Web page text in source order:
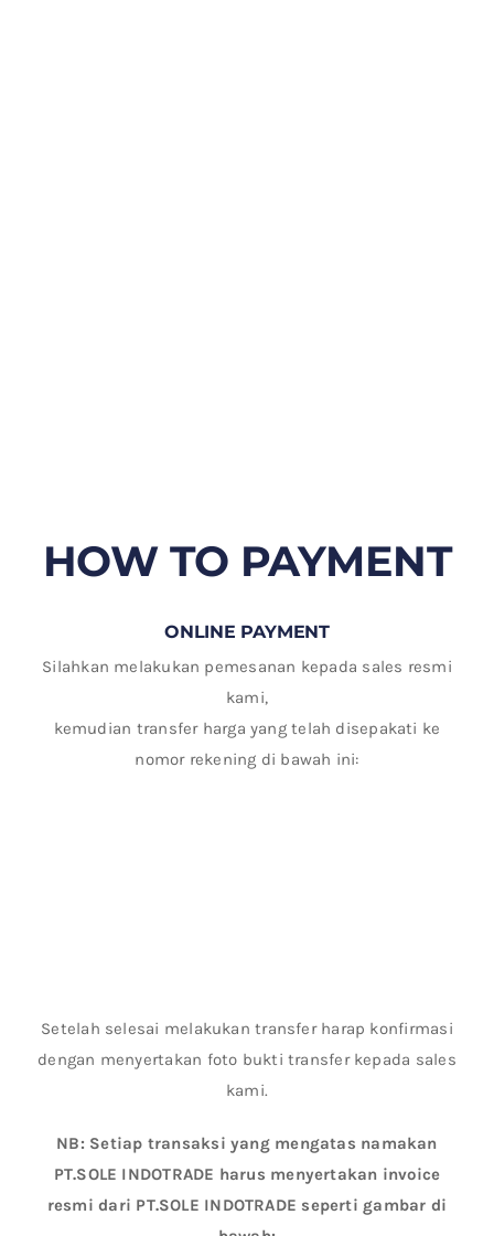
HOW TO PAYMENT
ONLINE PAYMENT
Silahkan melakukan pemesanan kepada sales resmi
kami,
kemudian transfer harga yang telah disepakati ke
nomor rekening di bawah ini:
Setelah selesai melakukan transfer harap konfirmasi
dengan menyertakan foto bukti transfer kepada sales
kami.
NB: Setiap transaksi yang mengatas namakan
PT.SOLE INDOTRADE harus menyertakan invoice
resmi dari PT.SOLE INDOTRADE seperti gambar di